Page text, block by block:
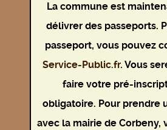
La commune est
délivrer des passeports.
passeport, vous pouvez
Service-Public.fr. Vous
faire votre pré-
obligatoire. Pour prendre
avec la mairie de Corbeny,